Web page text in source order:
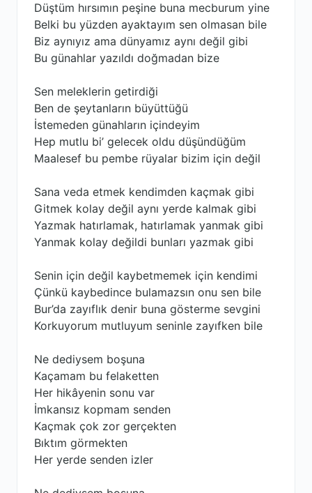
Düştüm hırsımın peşine buna mecburum yine
Belki bu yüzden ayaktayım sen olmasan bile
Biz aynıyız ama dünyamız aynı değil gibi
Bu günahlar yazıldı doğmadan bize
Sen meleklerin getirdiği
Ben de şeytanların büyüttüğü
İstemeden günahların içindeyim
Hep mutlu bi’ gelecek oldu düşündüğüm
Maalesef bu pembe rüyalar bizim için değil
Sana veda etmek kendimden kaçmak gibi
Gitmek kolay değil aynı yerde kalmak gibi
Yazmak hatırlamak, hatırlamak yanmak gibi
Yanmak kolay değildi bunları yazmak gibi
Senin için değil kaybetmemek için kendimi
Çünkü kaybedince bulamazsın onu sen bile
Bur’da zayıflık denir buna gösterme sevgini
Korkuyorum mutluyum seninle zayıfken bile
Ne dediysem boşuna
Kaçamam bu felaketten
Her hikâyenin sonu var
İmkansız kopmam senden
Kaçmak çok zor gerçekten
Bıktım görmekten
Her yerde senden izler